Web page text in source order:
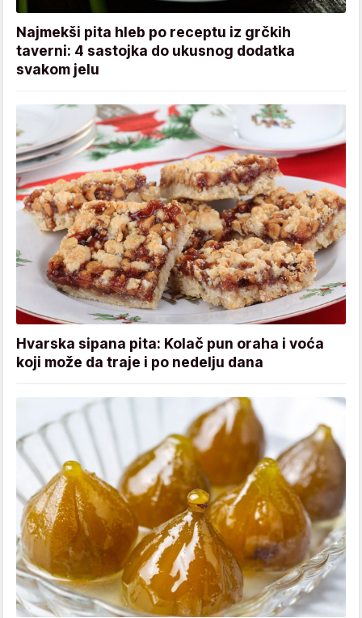
Najmekši pita hleb po receptu iz grčkih
taverni: 4 sastojka do ukusnog dodatka
svakom jelu
Hvarska sipana pita: Kolač pun oraha i voća
koji može da traje i po nedelju dana